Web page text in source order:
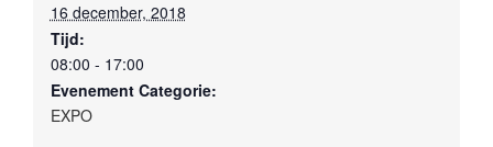
16 december, 2018
Tijd:
08:00 - 17:00
Evenement Categorie:
EXPO